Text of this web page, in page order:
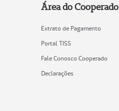
Área do Cooperado
Extrato de Pagamento
Portal TISS
Fale Conosco Cooperado
Declarações